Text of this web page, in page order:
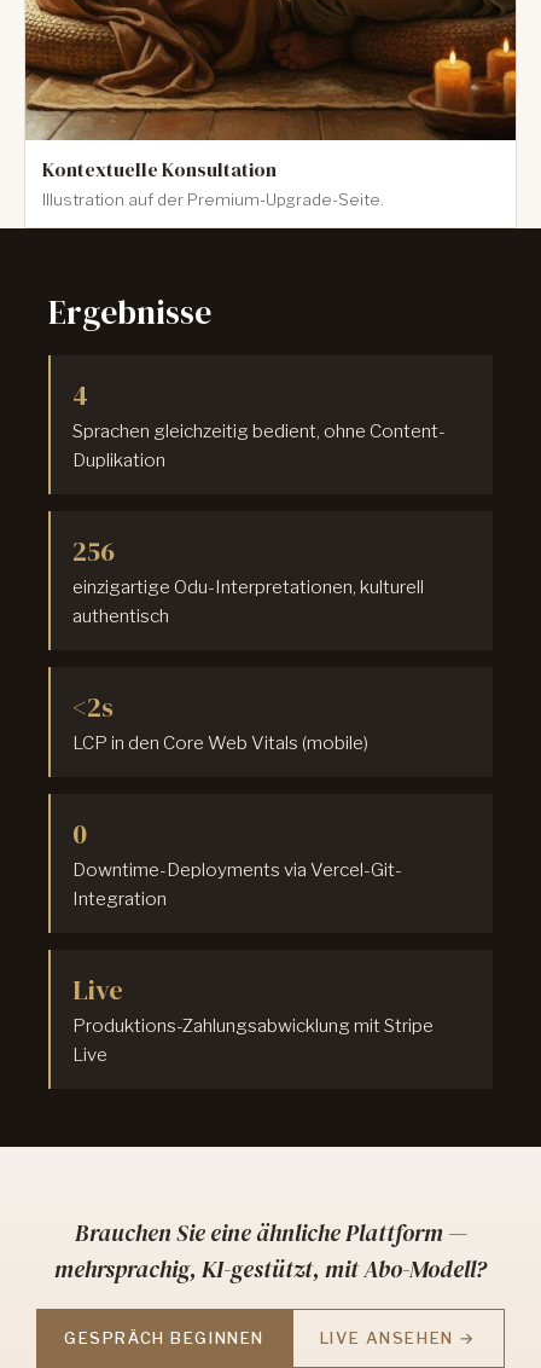
Kontextuelle Konsultation
Illustration auf der Premium-Upgrade-Seite.
Ergebnisse
4
Sprachen gleichzeitig bedient, ohne Content-
Duplikation
256
einzigartige Odu-Interpretationen, kulturell
authentisch
<2s
LCP in den Core Web Vitals (mobile)
0
Downtime-Deployments via Vercel-Git-
Integration
Live
Produktions-Zahlungsabwicklung mit Stripe
Live
Brauchen Sie eine ähnliche Plattform —
mehrsprachig, KI-gestützt, mit Abo-Modell?
GESPRÄCH BEGINNEN LIVE ANSEHEN →